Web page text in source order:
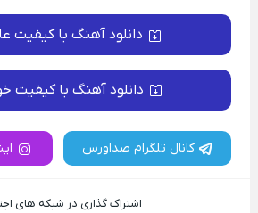
دانلود آهنگ با کیفیت
دانلود آهنگ با کیفیت خوب
کانال تلگرام صداورس
اشتراک گذاری در شبکه های